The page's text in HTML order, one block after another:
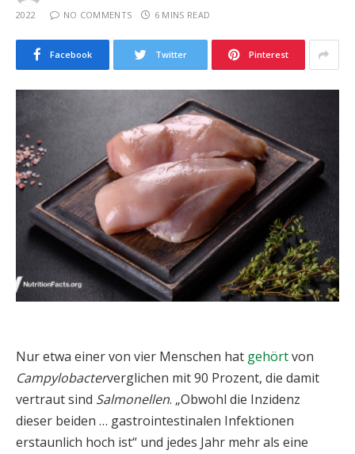
2022
NO COMMENTS 6 MINS READ
Facebook Twitter Pinterest
Nur etwa einer von vier Menschen hat gehörtvon
Campylobacterverglichen mit 90 Prozent, die damit
vertraut sind Salmonellen. „Obwohl die Inzidenz
dieser beiden … gastrointestinalen Infektionen
erstaunlich hoch ist“ und jedes Jahr mehr als eine